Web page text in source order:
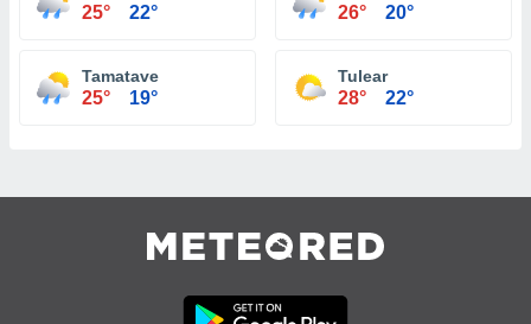
25° 22° 26° 20°
Tamatave
25° 19°
Tulear
28° 22°